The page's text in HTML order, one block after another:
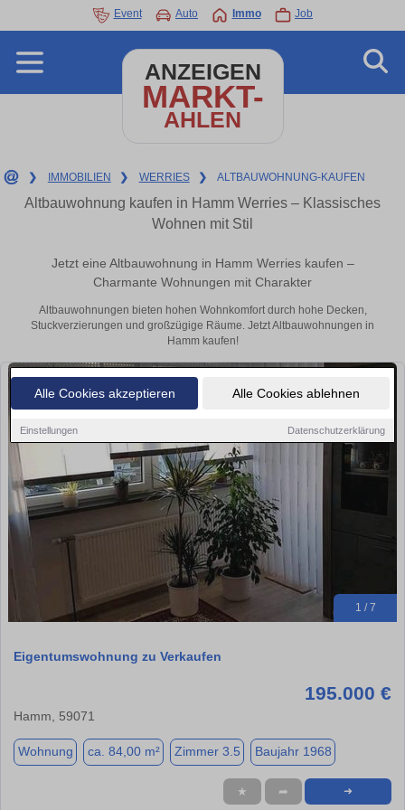
Alle Cookies akzeptieren Alle Cookies ablehnen
Einstellungen Datenschutzerklärung
Event Auto Immo Job
ANZEIGEN
MARKT-
AHLEN
❯ IMMOBILIEN ❯ WERRIES ❯ ALTBAUWOHNUNG-KAUFEN
Altbauwohnung kaufen in Hamm Werries – Klassisches
Wohnen mit Stil
Jetzt eine Altbauwohnung in Hamm Werries kaufen –
Charmante Wohnungen mit Charakter
Altbauwohnungen bieten hohen Wohnkomfort durch hohe Decken,
Stuckverzierungen und großzügige Räume. Jetzt Altbauwohnungen in
Hamm kaufen!
1 / 7
Eigentumswohnung zu Verkaufen
195.000 €
Hamm, 59071
Wohnung ca. 84,00 m² Zimmer 3.5 Baujahr 1968
★ ➦ ➜